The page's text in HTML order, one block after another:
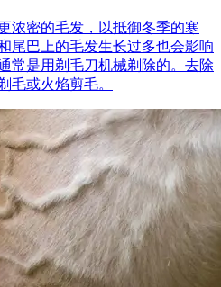
浓密的毛发，以抵御冬季的寒
尾巴上的毛发生长过多也会影响
常是用剃毛刀机械剃除的。去除
毛或火焰剪毛。